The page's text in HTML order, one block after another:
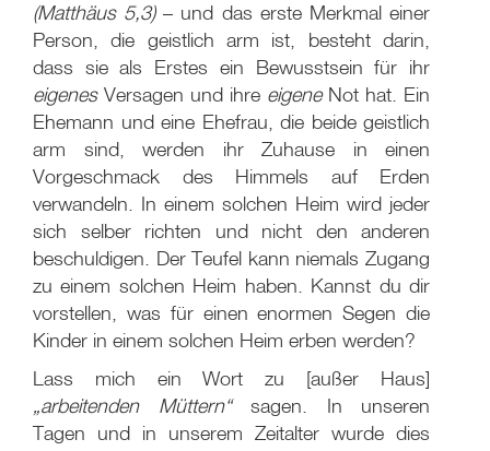
(Matthäus 5,3)– und das erste Merkmal einer
Person, die geistlich arm ist, besteht darin,
dass sie als Erstes ein Bewusstsein für ihr
eigenesVersagen und ihre eigeneNot hat. Ein
Ehemann und eine Ehefrau, die beide geistlich
arm sind, werden ihr Zuhause in einen
Vorgeschmack des Himmels auf Erden
verwandeln. In einem solchen Heim wird jeder
sich selber richten und nicht den anderen
beschuldigen. Der Teufel kann niemals Zugang
zu einem solchen Heim haben. Kannst du dir
vorstellen, was für einen enormen Segen die
Kinder in einem solchen Heim erben werden?
Lass mich ein Wort zu [außer Haus]
„arbeitenden Müttern“sagen. In unseren
Tagen und in unserem Zeitalter wurde dies